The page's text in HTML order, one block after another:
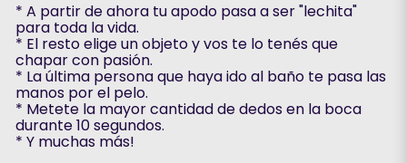
* A partir de ahora tu apodo pasa a ser "lechita"
para toda la vida.
* El resto elige un objeto y vos te lo tenés que
chapar con pasión.
* La última persona que haya ido al baño te pasa las
manos por el pelo.
* Metete la mayor cantidad de dedos en la boca
durante 10 segundos.
* Y muchas más!